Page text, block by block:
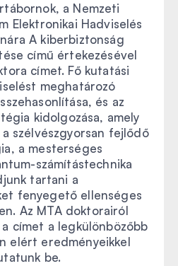
a Nemzeti
Elektronikai Hadviselés
A kiberbiztonság
című értekezésével
címet. Fő kutatási
meghatározó
és az
kidolgozása, amely
szélvészgyorsan fejlődő
a mesterséges
számítástechnika
tartani a
fenyegető ellenséges
Az MTA doktorairól
címet a legkülönbözőbb
elért eredményeikkel
be.